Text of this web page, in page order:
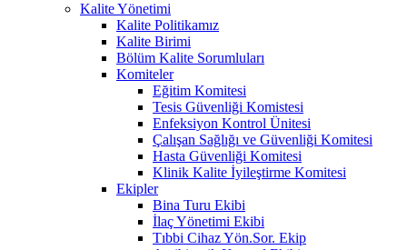
Kalite Yönetimi
Kalite Politikamız
Kalite Birimi
Bölüm Kalite Sorumluları
Komiteler
Eğitim Komitesi
Tesis Güvenliği Komistesi
Enfeksiyon Kontrol Ünitesi
Çalışan Sağlığı ve Güvenliği Komitesi
Hasta Güvenliği Komitesi
Klinik Kalite İyileştirme Komitesi
Ekipler
Bina Turu Ekibi
İlaç Yönetimi Ekibi
Tıbbi Cihaz Yön.Sor. Ekip